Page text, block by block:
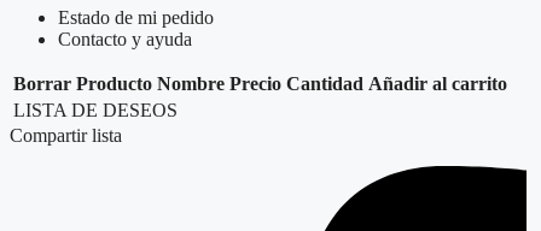
Estado de mi pedido
Contacto y ayuda
Borrar Producto Nombre Precio Cantidad Añadir al carrito
LISTA DE DESEOS
Compartir lista